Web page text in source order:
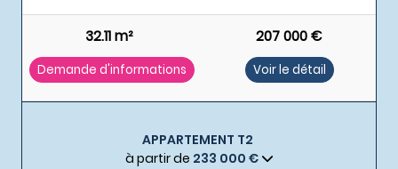
32.11 m² 207 000 €
Demande d'informations Voir le détail
APPARTEMENT T2
à partir de 233 000 €